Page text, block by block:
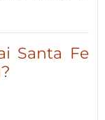
Santa Fe